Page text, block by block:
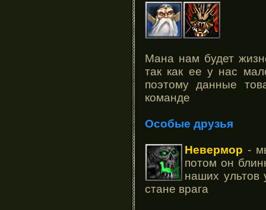
Мана нам будет
так как ее у нас
поэтому данные
команде
Особые друзья
Невермор -
потом он
наших ультов
стане врага